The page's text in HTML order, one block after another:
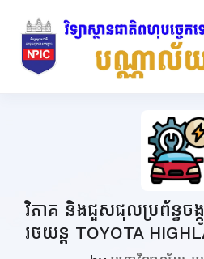
វិភាគ និងជួសជុលប្រព័ន្ធច
រថយន្ត TOYOTA